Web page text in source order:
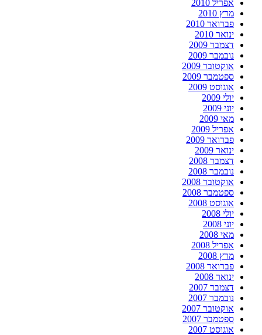
אפריל 2010
מרץ 2010
פברואר 2010
ינואר 2010
דצמבר 2009
נובמבר 2009
אוקטובר 2009
ספטמבר 2009
אוגוסט 2009
יולי 2009
יוני 2009
מאי 2009
אפריל 2009
פברואר 2009
ינואר 2009
דצמבר 2008
נובמבר 2008
אוקטובר 2008
ספטמבר 2008
אוגוסט 2008
יולי 2008
יוני 2008
מאי 2008
אפריל 2008
מרץ 2008
פברואר 2008
ינואר 2008
דצמבר 2007
נובמבר 2007
אוקטובר 2007
ספטמבר 2007
אוגוסט 2007